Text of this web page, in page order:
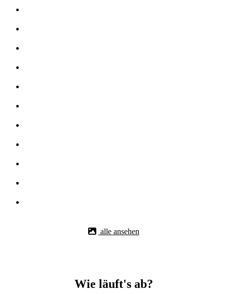
alle ansehen
Wie läuft's ab?